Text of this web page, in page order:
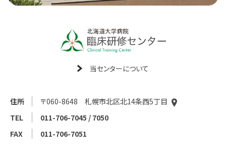
当センターについて
住所
〒060-8648 札幌市北区北14条西5丁目
TEL
011-706-7045 / 7050
FAX
011-706-7051